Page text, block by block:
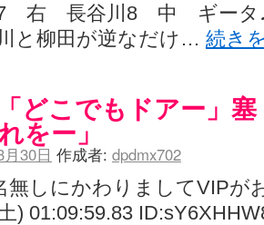
7 右 長谷川8 中 ギー
と柳田が逆なだけ… 続き
どこでもドアー」
をー」
30日 作成者: dpdmx702
無しにかわりましてVIPが
) 01:09:59.83